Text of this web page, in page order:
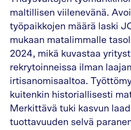
maltillisen viilenevänä.
työpaikkojen määrä laski
mukaan matalimmalle
2024, mikä kuvastaa
rekrytoinneissa ilman
irtisanomisaaltoa.
kuitenkin historiallisesti
Merkittävä tuki kasvun
tuottavuuden selvä